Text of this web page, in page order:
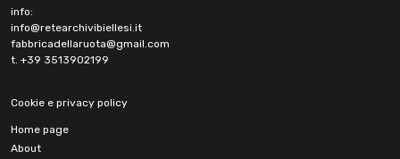
info:
info@retearchivibiellesi.it
fabbricadellaruota@gmail.com
t. +39 3513902199
Cookie e privacy policy
Home page
About